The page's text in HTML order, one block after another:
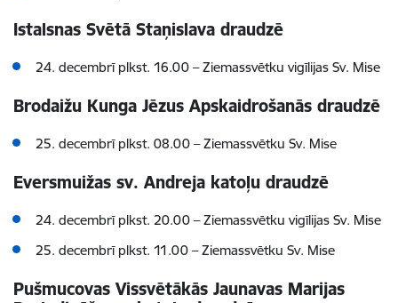
Istalsnas Svētā Staņislava draudzē
24. decembrī plkst. 16.00 –Ziemassvētku vigīlijas Sv. Mise
Brodaižu Kunga Jēzus Apskaidrošanās draudzē
25. decembrī plkst. 08.00 –Ziemassvētku Sv. Mise
Eversmuižas sv. Andreja katoļu draudzē
24. decembrī plkst. 20.00 –Ziemassvētku vigīlijas Sv. Mise
25. decembrī plkst. 11.00 –Ziemassvētku Sv. Mise
Pušmucovas Vissvētākās Jaunavas Marijas